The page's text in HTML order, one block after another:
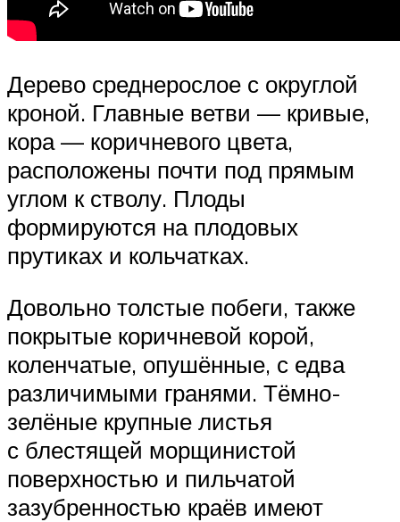
Дерево среднерослое с округлой
кроной. Главные ветви — кривые,
кора — коричневого цвета,
расположены почти под прямым
углом к стволу. Плоды
формируются на плодовых
прутиках и кольчатках.
Довольно толстые побеги, также
покрытые коричневой корой,
коленчатые, опушённые, с едва
различимыми гранями. Тёмно-
зелёные крупные листья
с блестящей морщинистой
поверхностью и пильчатой
зазубренностью краёв имеют